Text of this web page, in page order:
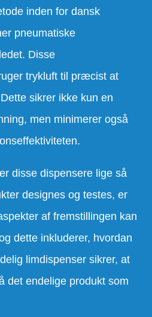
inden for dansk
pneumatiske
Disse
trykluft til præcist at
sikrer ikke kun en
men minimerer også
disse dispensere lige så
designes og testes, er
af fremstillingen kan
dette inkluderer, hvordan
limdispenser sikrer, at
det endelige produkt som